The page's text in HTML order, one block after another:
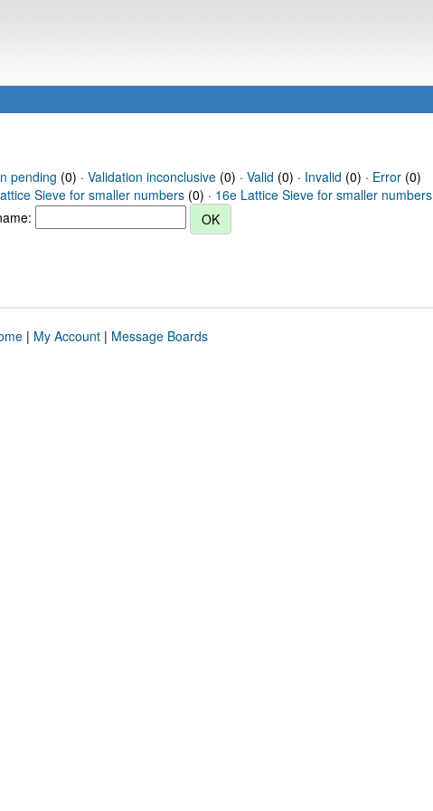
pending (0) · Validation inconclusive(0) · Valid (0) · Invalid (0) · Error(0)
Sieve for smaller numbers (0) · 16e Lattice Sieve for smaller numbers
| My Account| Message Boards